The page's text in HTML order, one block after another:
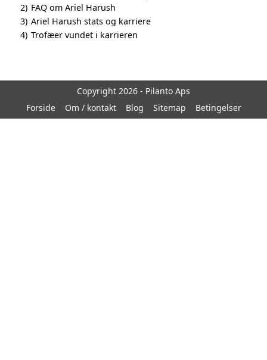
2) FAQ om Ariel Harush
3) Ariel Harush stats og karriere
4) Trofæer vundet i karrieren
Copyright 2026 - Pilanto Aps
Forside
Om / kontakt Blog Sitemap Betingelser